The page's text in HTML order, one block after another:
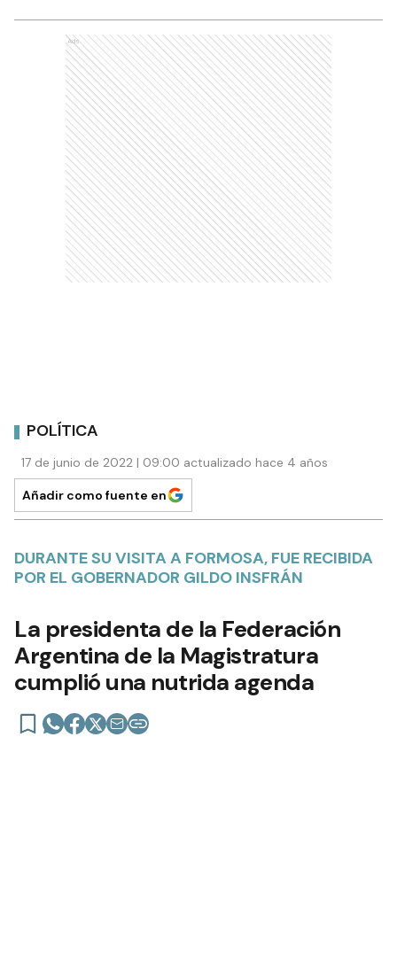
Ads
POLÍTICA
17 de junio de 2022 | 09:00 actualizado hace 4 años
Añadir como fuente en
DURANTE SU VISITA A FORMOSA, FUE RECIBIDA
POR EL GOBERNADOR GILDO INSFRÁN
La presidenta de la Federación
Argentina de la Magistratura
cumplió una nutrida agenda